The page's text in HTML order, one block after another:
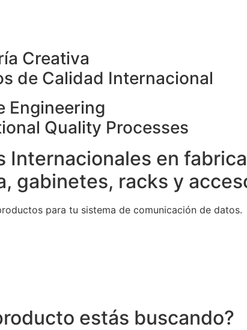
Creativa
de Calidad Internacional
Engineering
Quality Processes
Internacionales en
gabinetes, racks y
para tu sistema de comunicación de datos.
estás buscando?